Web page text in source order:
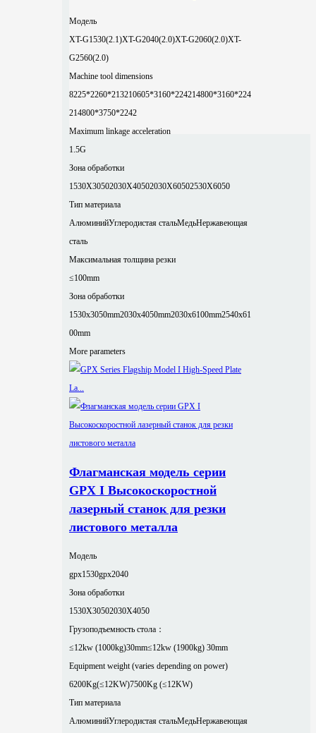
Модель
XT-G1530(2.1)XT-G2040(2.0)XT-G2060(2.0)XT-
G2560(2.0)
Machine tool dimensions
8225*2260*213210605*3160*224214800*3160*224
214800*3750*2242
Maximum linkage acceleration
1.5G
Зона обработки
1530X30502030X40502030X60502530X6050
Тип материала
АлюминийУглеродистая стальМедьНержавеющая
сталь
Максимальная толщина резки
≤100mm
Зона обработки
1530x3050mm2030x4050mm2030x6100mm2540x61
00mm
More parameters
Флагманская модель серии
GPX I Высокоскоростной
лазерный станок для резки
листового металла
Модель
gpx1530gpx2040
Зона обработки
1530X30502030X4050
Грузоподъемность стола：
≤12kw (1000kg)30mm≤12kw (1900kg) 30mm
Equipment weight (varies depending on power)
6200Kg(≤12KW)7500Kg (≤12KW)
Тип материала
АлюминийУглеродистая стальМедьНержавеющая